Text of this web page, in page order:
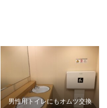
男性用トイレにもオムツ交換